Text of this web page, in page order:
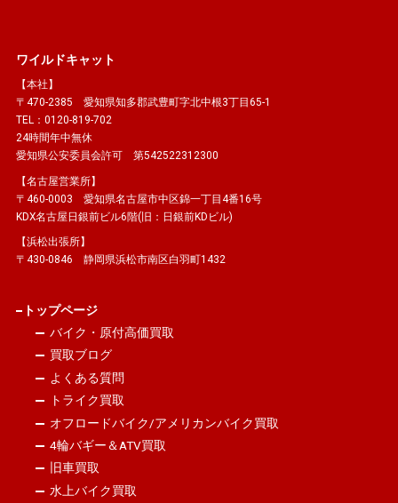
ワイルドキャット
【本社】
〒470-2385 愛知県知多郡武豊町字北中根3丁目65-1
TEL：0120-819-702
24時間年中無休
愛知県公安委員会許可 第542522312300
【名古屋営業所】
〒460-0003 愛知県名古屋市中区錦一丁目4番16号
KDX名古屋日銀前ビル6階(旧：日銀前KDビル)
【浜松出張所】
〒430-0846 静岡県浜松市南区白羽町1432
トップページ
バイク・原付高価買取
買取ブログ
よくある質問
トライク買取
オフロードバイク/アメリカンバイク買取
4輪バギー＆ATV買取
旧車買取
水上バイク買取